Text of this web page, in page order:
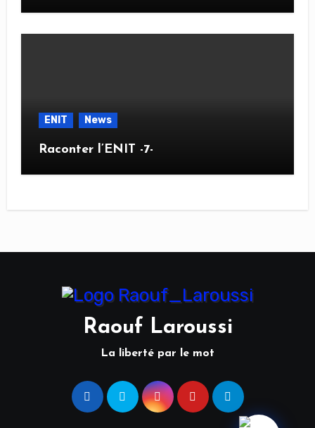
ENIT News
Raconter l’ENIT -7-
Raouf Laroussi
La liberté par le mot